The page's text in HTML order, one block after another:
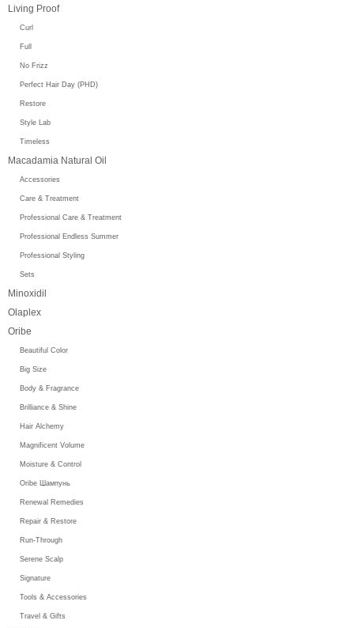
Living Proof
Curl
Full
No Frizz
Perfect Hair Day (PHD)
Restore
Style Lab
Timeless
Macadamia Natural Oil
Accessories
Care & Treatment
Professional Care & Treatment
Professional Endless Summer
Professional Styling
Sets
Minoxidil
Olaplex
Oribe
Beautiful Color
Big Size
Body & Fragrance
Brilliance & Shine
Hair Alchemy
Magnificent Volume
Moisture & Control
Oribe Шампунь
Renewal Remedies
Repair & Restore
Run-Through
Serene Scalp
Signature
Tools & Accessories
Travel & Gifts